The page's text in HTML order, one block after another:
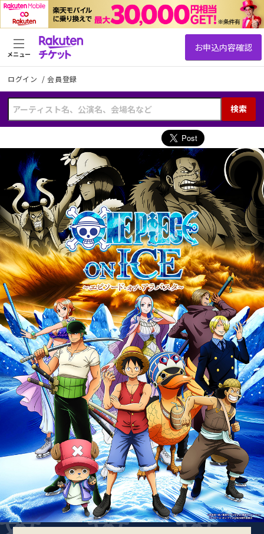
ログイン /会員登録
検索
メニュー